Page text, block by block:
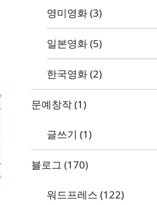
영미영화(3)
일본영화(5)
한국영화(2)
문예창작(1)
글쓰기 (1)
블로그 (170)
워드프레스 (122)